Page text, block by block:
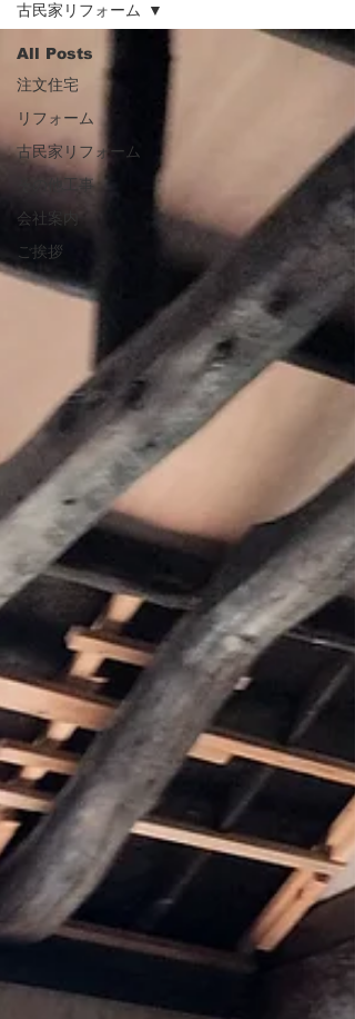
All Posts
注文住宅
リフォーム
古民家リフォーム
その他工事
会社案内
ご挨拶
古民家リフォーム